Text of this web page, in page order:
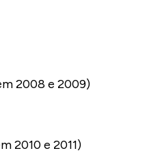
2008 e 2009)
2010 e 2011)